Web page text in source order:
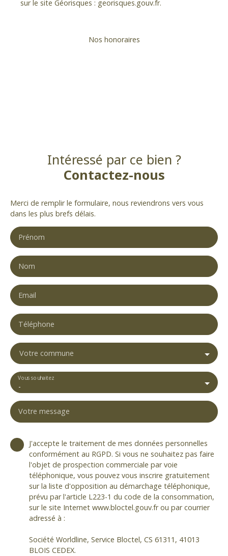
sur le site Géorisques : georisques.gouv.fr.
Nos honoraires
Intéressé par ce bien ?
Contactez-nous
Merci de remplir le formulaire, nous reviendrons vers vous
dans les plus brefs délais.
Prénom
Nom
Email
Téléphone
Votre commune
-
Vous souhaitez
Votre message
J'accepte le traitement de mes données personnelles
conformément au RGPD. Si vous ne souhaitez pas faire
l'objet de prospection commerciale par voie
téléphonique, vous pouvez vous inscrire gratuitement
sur la liste d'opposition au démarchage téléphonique,
prévu par l'article L223-1 du code de la consommation,
sur le site Internet www.bloctel.gouv.fr ou par courrier
adressé à :
Société Worldline, Service Bloctel, CS 61311, 41013
BLOIS CEDEX.